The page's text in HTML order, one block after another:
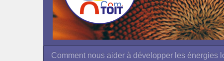
Comment nous aider à développer les énergies